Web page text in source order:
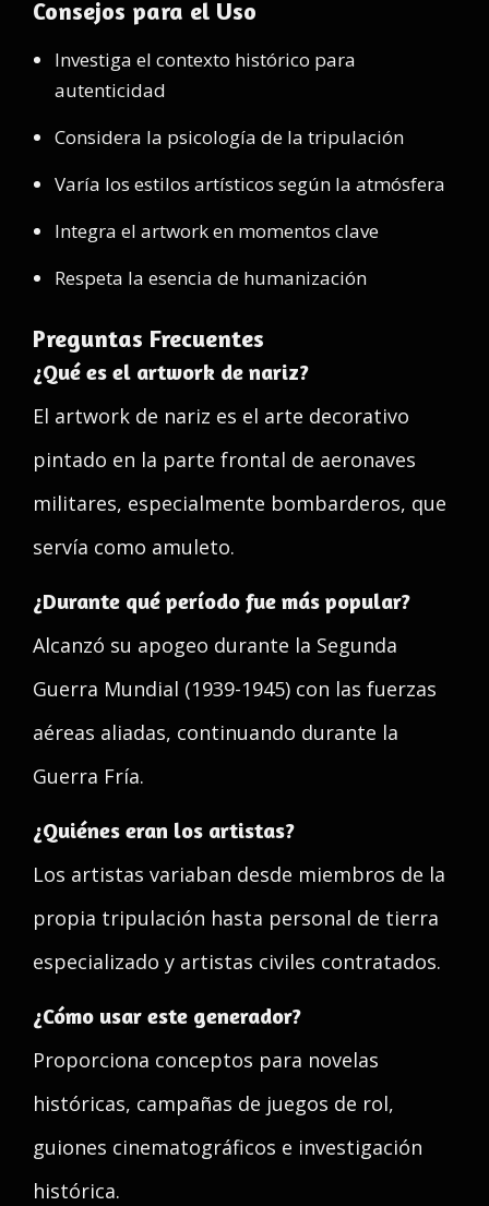
Consejos para el Uso
Investiga el contexto histórico para
autenticidad
Considera la psicología de la tripulación
Varía los estilos artísticos según la atmósfera
Integra el artwork en momentos clave
Respeta la esencia de humanización
Preguntas Frecuentes
¿Qué es el artwork de nariz?
El artwork de nariz es el arte decorativo
pintado en la parte frontal de aeronaves
militares, especialmente bombarderos, que
servía como amuleto.
¿Durante qué período fue más popular?
Alcanzó su apogeo durante la Segunda
Guerra Mundial (1939-1945) con las fuerzas
aéreas aliadas, continuando durante la
Guerra Fría.
¿Quiénes eran los artistas?
Los artistas variaban desde miembros de la
propia tripulación hasta personal de tierra
especializado y artistas civiles contratados.
¿Cómo usar este generador?
Proporciona conceptos para novelas
históricas, campañas de juegos de rol,
guiones cinematográficos e investigación
histórica.